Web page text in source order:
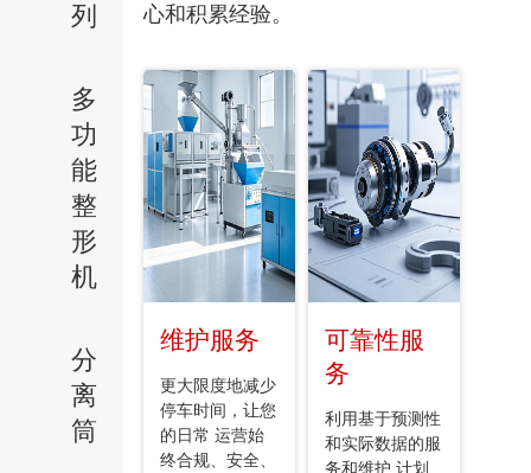
列
多
功
能
整
形
机
分
离
筒
心和积累经验。
维护服务
更大限度地减少
停车时间，让您
的日常 运营始
终合规、安全、
可靠性服
务
利用基于预测性
和实际数据的服
务和维护 计划